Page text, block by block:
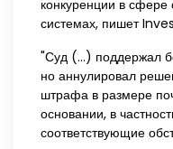
конкуренции в
системах, пишет
"Суд (...) поддержал
но аннулировал
штрафа в размере
основании, в
соответствующие